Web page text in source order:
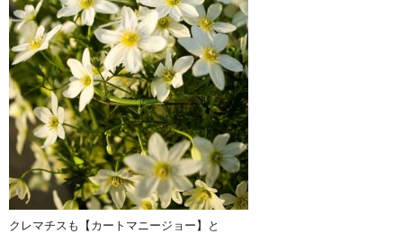
クレマチスも【カートマニージョー】と